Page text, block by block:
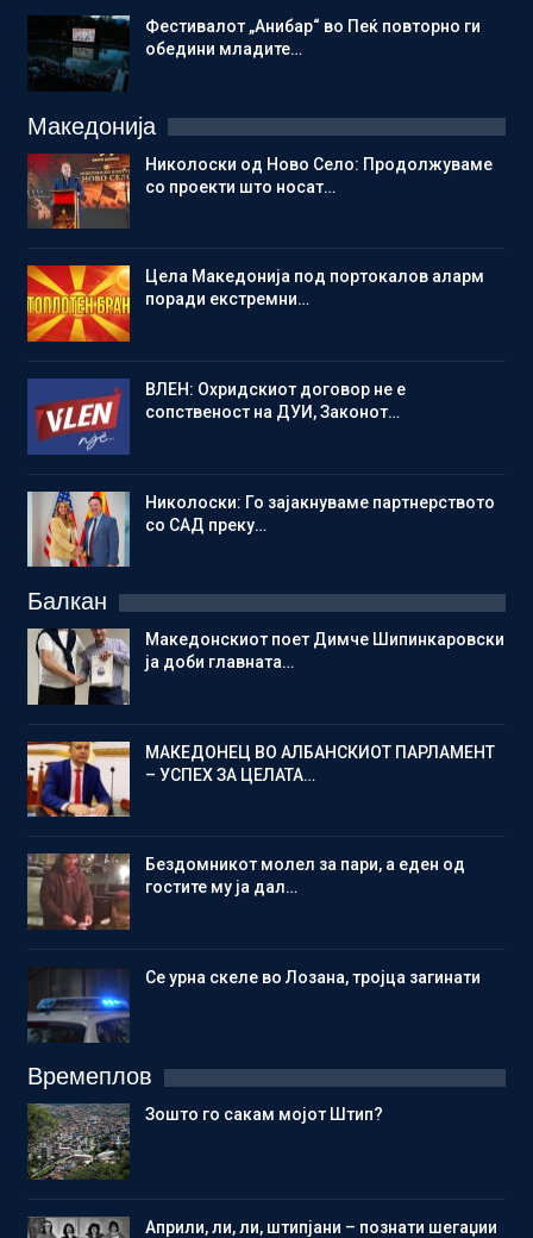
Фестивалот „Анибар“ во Пеќ повторно ги
обедини младите…
Македонија
Николоски од Ново Село: Продолжуваме
со проекти што носат…
Цела Македонија под портокалов аларм
поради екстремни…
ВЛЕН: Охридскиот договор не е
сопственост на ДУИ, Законот…
Николоски: Го зајакнуваме партнерството
со САД преку…
Балкан
Македонскиот поет Димче Шипинкаровски
ја доби главната…
МАКЕДОНЕЦ ВО АЛБАНСКИОТ ПАРЛАМЕНТ
– УСПЕХ ЗА ЦЕЛАТА…
Бездомникот молел за пари, а еден од
гостите му ја дал…
Се урна скеле во Лозана, тројца загинати
Времеплов
Зошто го сакам мојот Штип?
Aприли, ли, ли, штипјани – познати шегаџии